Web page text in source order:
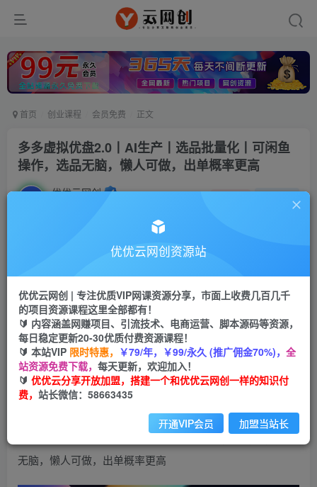
首页 创业课程 会员免费 正文
多多虚拟优盘2.0丨AI生产丨选品批量化丨可闲鱼
操作，选品无脑，懒人可做，出单概率更高
优优云网创 私信
云币 9.9 云币99
会员免费
立即购买
您当前未登录！建议登陆后购买，可保存购买订单
多多虚拟优盘2.0丨AI生产丨选品批量化丨可闲鱼操作，选品
无脑，懒人可做，出单概率更高
优优云网创资源站
优优云网创 | 专注优质VIP网课资源分享，市面上收费几百几千
的项目资源课程这里全部都有！
🔰 内容涵盖网赚项目、引流技术、电商运营、脚本源码等资源，
每日稳定更新20-30优质付费资源课程！
🔰 本站VIP 限时特惠， ￥79/年，￥99/永久 (推广佣金70%)， 全
站资源免费下载， 每天更新，欢迎加入！
🔰 优优云分享开放加盟，搭建一个和优优云网创一样的知识付
费， 站长微信：58663435
开通VIP会员 加盟当站长